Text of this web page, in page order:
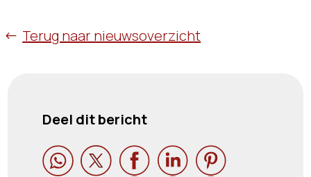
Terug naar nieuwsoverzicht
Deel dit bericht
    